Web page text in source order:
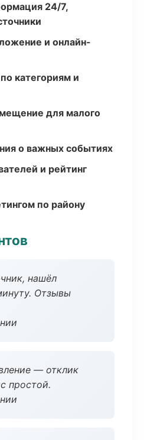
24/7,
и онлайн-
категориям и
для малого
о важных событиях
и рейтинг
по району
нашёл
Отзывы
— отклик
простой.